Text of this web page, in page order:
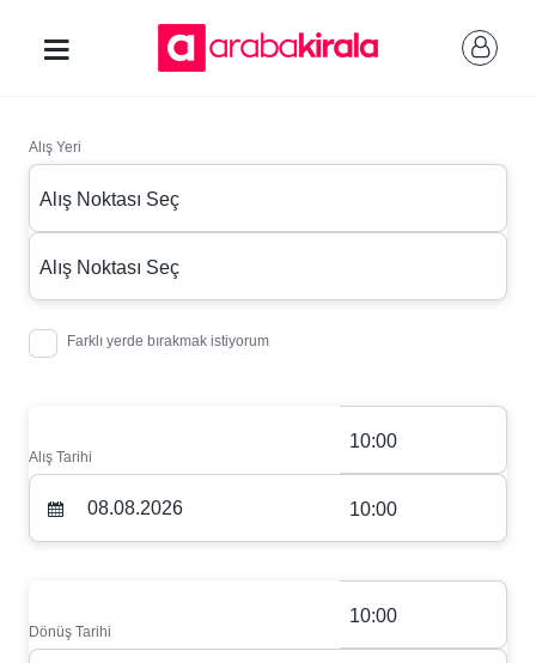
Alış Yeri
Alış Noktası Seç
Alış Noktası Seç
Farklı yerde bırakmak istiyorum
Alış Tarihi
10:00
10:00
Dönüş Tarihi
10:00